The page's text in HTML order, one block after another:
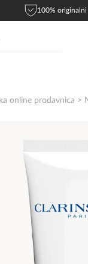
100%
online prodavnica >